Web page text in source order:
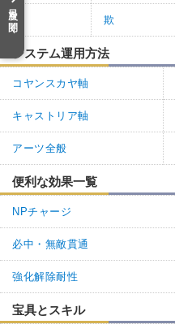
目次を開く
臨 欺
システム運用方法
コヤンスカヤ軸
キャストリア軸
アーツ全般
便利な効果一覧
NPチャージ
必中・無敵貫通
強化解除耐性
宝具とスキル